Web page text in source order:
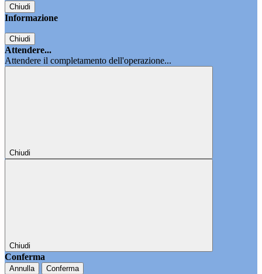
Chiudi
Informazione
Chiudi
Attendere...
Attendere il completamento dell'operazione...
Chiudi
Chiudi
Conferma
Annulla Conferma